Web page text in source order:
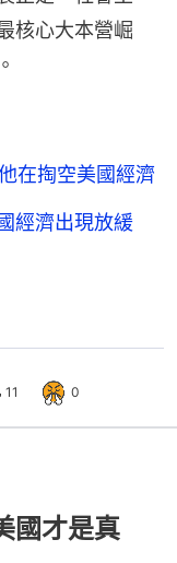
核心大本營崛
在掏空美國經濟
經濟出現放緩
11 0
國才是真